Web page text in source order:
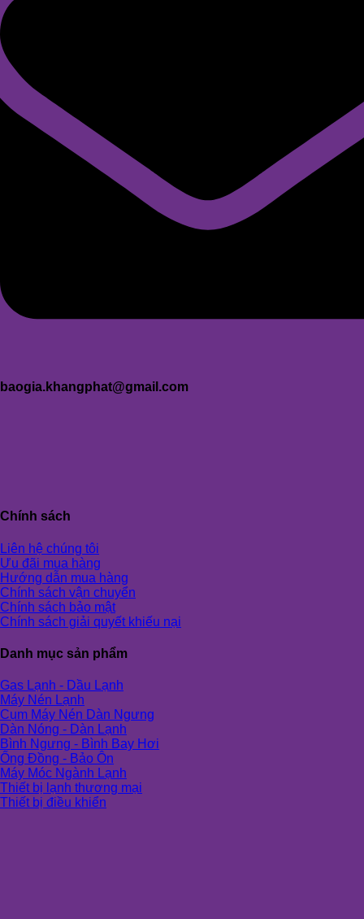
baogia.khangphat@gmail.com
Chính sách
Liên hệ chúng tôi
Ưu đãi mua hàng
Hướng dẫn mua hàng
Chính sách vận chuyển
Chính sách bảo mật
Chính sách giải quyết khiếu nại
Danh mục sản phẩm
Gas Lạnh - Dầu Lạnh
Máy Nén Lạnh
Cụm Máy Nén Dàn Ngưng
Dàn Nóng - Dàn Lạnh
Bình Ngưng - Bình Bay Hơi
Ống Đồng - Bảo Ôn
Máy Móc Ngành Lạnh
Thiết bị lạnh thương mại
Thiết bị điều khiển